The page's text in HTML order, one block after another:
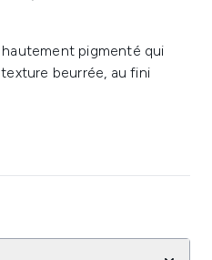
pigmenté qui
beurrée, au fini